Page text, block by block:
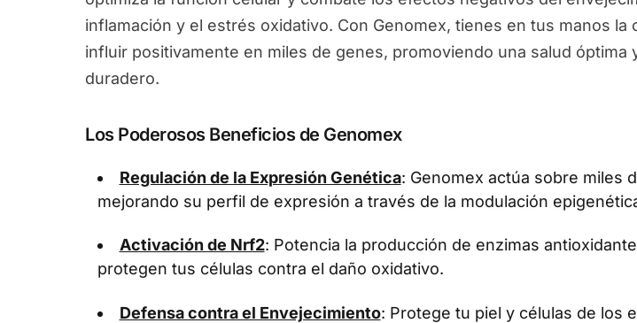
inflamación y el estrés oxidativo. Con Genomex, tienes en tus manos la
influir positivamente en miles de genes, promoviendo una salud óptima
duradero.
Los Poderosos Beneficios de Genomex
Regulación de la Expresión Genética: Genomex actúa sobre miles
mejorando su perfil de expresión a través de la modulación
Activación de Nrf2: Potencia la producción de enzimas
protegen tus células contra el daño oxidativo.
Defensa contra el Envejecimiento: Protege tu piel y células de los